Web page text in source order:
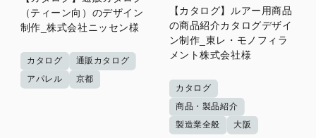
（ティーン向）のデザイン
制作_株式会社ニッセン様
カタログ
通販カタログ
アパレル
京都
【カタログ】ルアー用商品
の商品紹介カタログデザイ
ン制作_東レ・モノフィラ
メント株式会社様
カタログ
商品・製品紹介
製造業全般
大阪